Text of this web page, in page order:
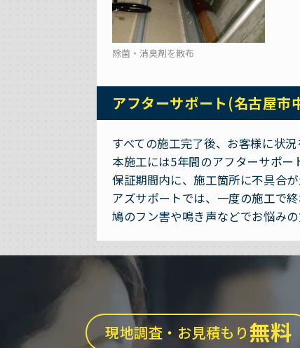
除菌・消臭剤を散布
アフターサポート(名古屋市
すべての施工完了後、お客様に状況
本施工には5年間のアフターサポー
保証期間内に、施工箇所に不具合
アズサポートでは、一度の施工で
鳩のフン害や鳴き声などでお悩み
現地調査・お見積もり無料